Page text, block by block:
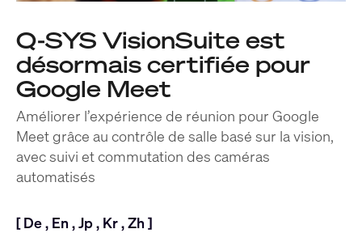
Q-SYS VisionSuite est
désormais certifiée pour
Google Meet
Améliorer l’expérience de réunion pour Google
Meet grâce au contrôle de salle basé sur la vision,
avec suivi et commutation des caméras
automatisés
[De, En ,Jp, Kr,Zh ]